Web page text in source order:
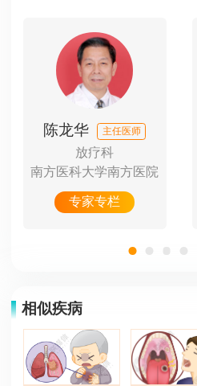
陈龙华 主任医师
放疗科
南方医科大学南方医院
专家专栏
相似疾病